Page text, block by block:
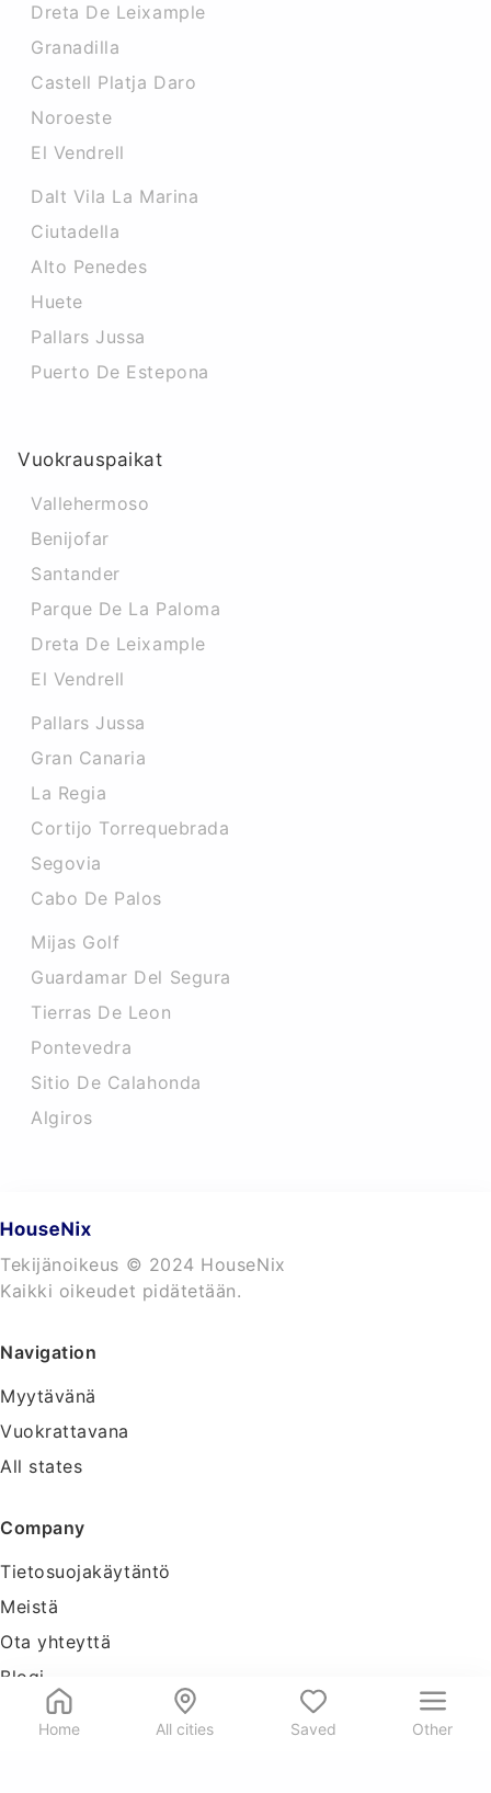
Home All cities Saved Other
Dreta De Leixample
Granadilla
Castell Platja Daro
Noroeste
El Vendrell
Dalt Vila La Marina
Ciutadella
Alto Penedes
Huete
Pallars Jussa
Puerto De Estepona
Vuokrauspaikat
Vallehermoso
Benijofar
Santander
Parque De La Paloma
Dreta De Leixample
El Vendrell
Pallars Jussa
Gran Canaria
La Regia
Cortijo Torrequebrada
Segovia
Cabo De Palos
Mijas Golf
Guardamar Del Segura
Tierras De Leon
Pontevedra
Sitio De Calahonda
Algiros
Tekijänoikeus © 2024 HouseNix
Kaikki oikeudet pidätetään.
Navigation
Myytävänä
Vuokrattavana
All states
Company
Tietosuojakäytäntö
Meistä
Ota yhteyttä
Blogi
Tools